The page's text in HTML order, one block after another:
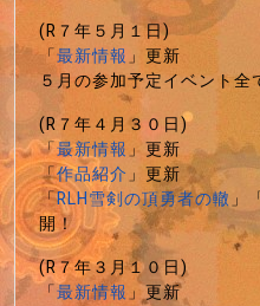
(R７年５月１日)
「最新情報」更新
５月の参加予定イベント全
(R７年４月３０日)
「最新情報」更新
「作品紹介」更新
「RLH雪剣の頂勇者の轍」
開！
(R７年３月１０日)
「最新情報」更新